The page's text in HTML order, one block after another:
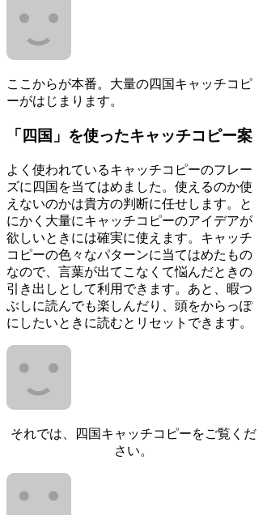
ここからが本番。大量の四国キャッチコピ
ーがはじまります。
「四国」を使ったキャッチコピー案
よく使われているキャッチコピーのフレー
ズに四国を当てはめました。使えるのか使
えないのかは貴方の判断に任せします。と
にかく大量にキャッチコピーのアイデアが
欲しいときには確実に使えます。キャッチ
コピーの色々なパターンに当てはめたもの
なので、言葉が出てこなくて悩んだときの
引き出しとして利用できます。あと、暇つ
ぶしに読んでも楽しんだり、頭をからっぽ
にしたいときに読むとリセットできます。
それでは、四国キャッチコピーをご覧くだ
さい。